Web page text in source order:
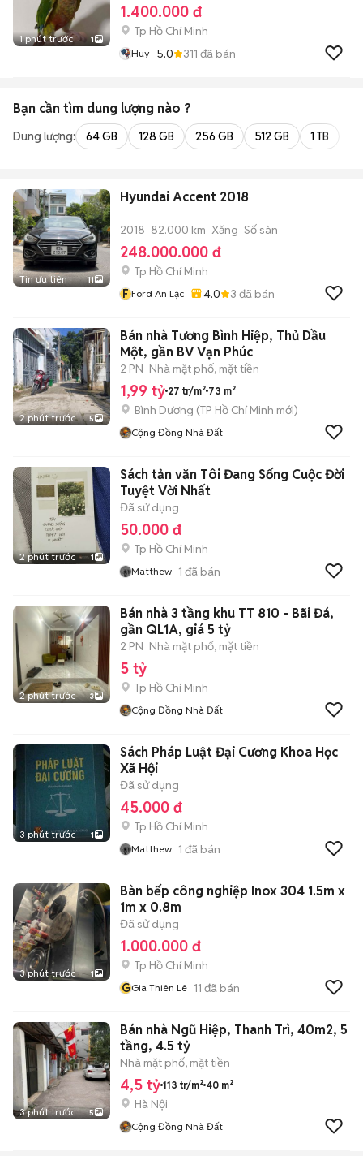
1 phút trước 1
1.400.000 đ
Tp Hồ Chí Minh
Huy 5.0 311 đã bán
Bạn cần tìm dung lượng nào ?
Dung lượng: 64 GB 128 GB 256 GB 512 GB 1 TB
Tin ưu tiên 11
Hyundai Accent 2018
2018 82.000 km Xăng Số sàn
248.000.000 đ
Tp Hồ Chí Minh
F Ford An Lạc 4.0 3 đã bán
2 phút trước 5
Bán nhà Tương Bình Hiệp, Thủ Dầu
Một, gần BV Vạn Phúc
2 PN Nhà mặt phố, mặt tiền
1,99 tỷ 27 tr/m² 73 m²
Bình Dương (TP Hồ Chí Minh mới)
Cộng Đồng Nhà Đất
2 phút trước 1
Sách tản văn Tôi Đang Sống Cuộc Đời
Tuyệt Vời Nhất
Đã sử dụng
50.000 đ
Tp Hồ Chí Minh
Matthew 1 đã bán
2 phút trước 3
Bán nhà 3 tầng khu TT 810 - Bãi Đá,
gần QL1A, giá 5 tỷ
2 PN Nhà mặt phố, mặt tiền
5 tỷ
Tp Hồ Chí Minh
Cộng Đồng Nhà Đất
3 phút trước 1
Sách Pháp Luật Đại Cương Khoa Học
Xã Hội
Đã sử dụng
45.000 đ
Tp Hồ Chí Minh
Matthew 1 đã bán
3 phút trước 1
Bàn bếp công nghiệp Inox 304 1.5m x
1m x 0.8m
Đã sử dụng
1.000.000 đ
Tp Hồ Chí Minh
GGia Thiên Lê 11 đã bán
3 phút trước 5
Bán nhà Ngũ Hiệp, Thanh Trì, 40m2, 5
tầng, 4.5 tỷ
Nhà mặt phố, mặt tiền
4,5 tỷ 113 tr/m² 40 m²
Hà Nội
Cộng Đồng Nhà Đất